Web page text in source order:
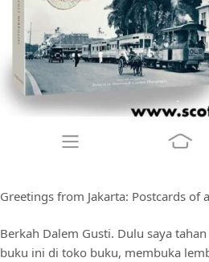
Greetings from Jakarta: Postcards of
Berkah Dalem Gusti. Dulu saya
buku ini di toko buku, membuka